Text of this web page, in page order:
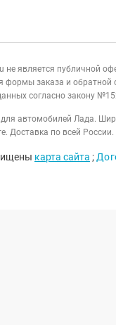
является публичной
формы заказа и
согласно закону
для автомобилей Лада.
Доставка по всей России.
карта сайта ;